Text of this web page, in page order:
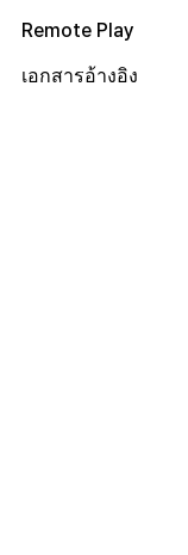
วิธีการใช้
SDK
การบูรณาการกับ
การใช้ประโยชน์
iOSUnity
C++
ADOP
Unity
ภาพรวม
เปิดใช้งาน
เตรียมไฟล์แอป
Remote Play
รวมปลั๊กอิน
เอกสารอ้างอิง